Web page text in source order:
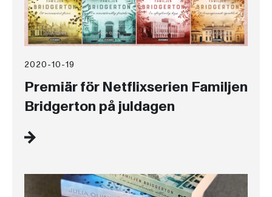
2020-10-19
Premiär för Netflixserien Familjen
Bridgerton på juldagen